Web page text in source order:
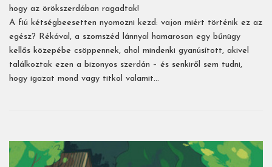
hogy az örökszerdában ragadtak!
A fiú kétségbeesetten nyomozni kezd: vajon miért történik ez az
egész? Rékával, a szomszéd lánnyal hamarosan egy bűnügy
kellős közepébe csöppennek, ahol mindenki gyanúsított, akivel
találkoztak ezen a bizonyos szerdán – és senkiről sem tudni,
hogy igazat mond vagy titkol valamit…